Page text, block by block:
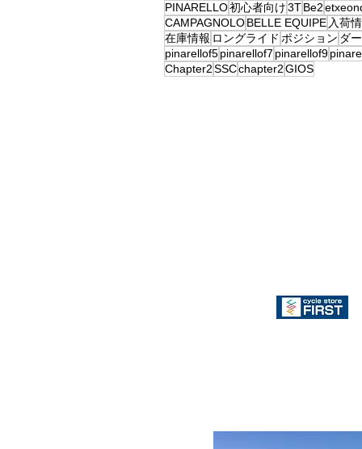
PINARELLO初心者向け3TBe2
CAMPAGNOLOBELLE EQUIPE 入荷
在庫情報 ロングライド ポジション ダ
pinarellof5pinarellof7 pinarellof9
Chapter2SSCchapter2GIOS